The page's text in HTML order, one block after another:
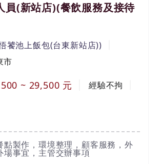
員(新站店)(餐飲服務及接待
饕池上飯包(台東新站店))
市
~ 29,500 元
經驗不拘
點製作，環境整理，顧客服務，外
場事宜，主管交辦事項